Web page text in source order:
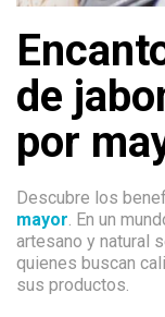
de
por
Descubre los
mayor. En un
artesano y natural
quienes buscan
sus productos.